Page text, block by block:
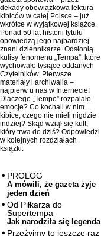
dekady obowiązkowa lektura
kibiców w całej Polsce – już
wkrótce w wyjątkowej książce.
Ponad 50 lat historii tytułu
opowiedzą jego najbardziej
znani dziennikarze. Odsłonią
kulisy fenomenu „Tempa”, które
wychowało tysiące oddanych
Czytelników. Pierwsze
materiały i archiwalia –
najpierw u nas w Internecie!
Dlaczego „Tempo” rozpalało
emocje? Co kochali w nim
kibice, czego nie mieli nigdzie
indziej? Skąd wziął się kult,
który trwa do dziś? Odpowiedzi
w kolejnych rozdziałach
książki:
PROLOG
A mówili, że gazeta żyje
jeden dzień
Od Piłkarza do
Supertempa
Jak narodziła się legenda
Przeżyjmy to jeszcze raz